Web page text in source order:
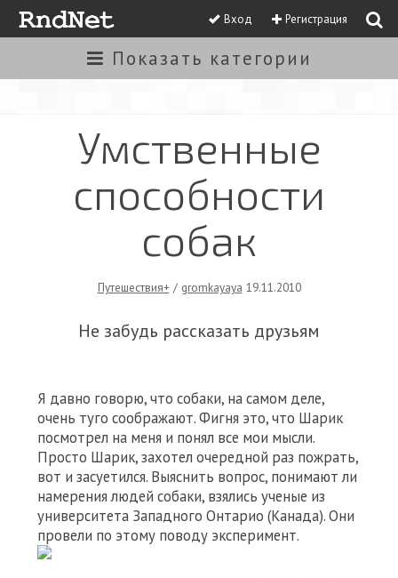
Вход Регистрация
Показать категории
Умственные
способности
собак
Путешествия+/ gromkayaya 19.11.2010
Не забудь рассказать друзьям
Я давно говорю, что собаки, на самом деле,
очень туго соображают. Фигня это, что Шарик
посмотрел на меня и понял все мои мысли.
Просто Шарик, захотел очередной раз пожрать,
вот и засуетился. Выяснить вопрос, понимают ли
намерения людей собаки, взялись ученые из
университета Западного Онтарио (Канада). Они
провели по этому поводу эксперимент.